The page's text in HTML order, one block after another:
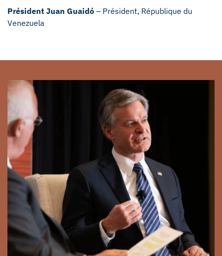
Président Juan Guaidó – Président, République du
Venezuela